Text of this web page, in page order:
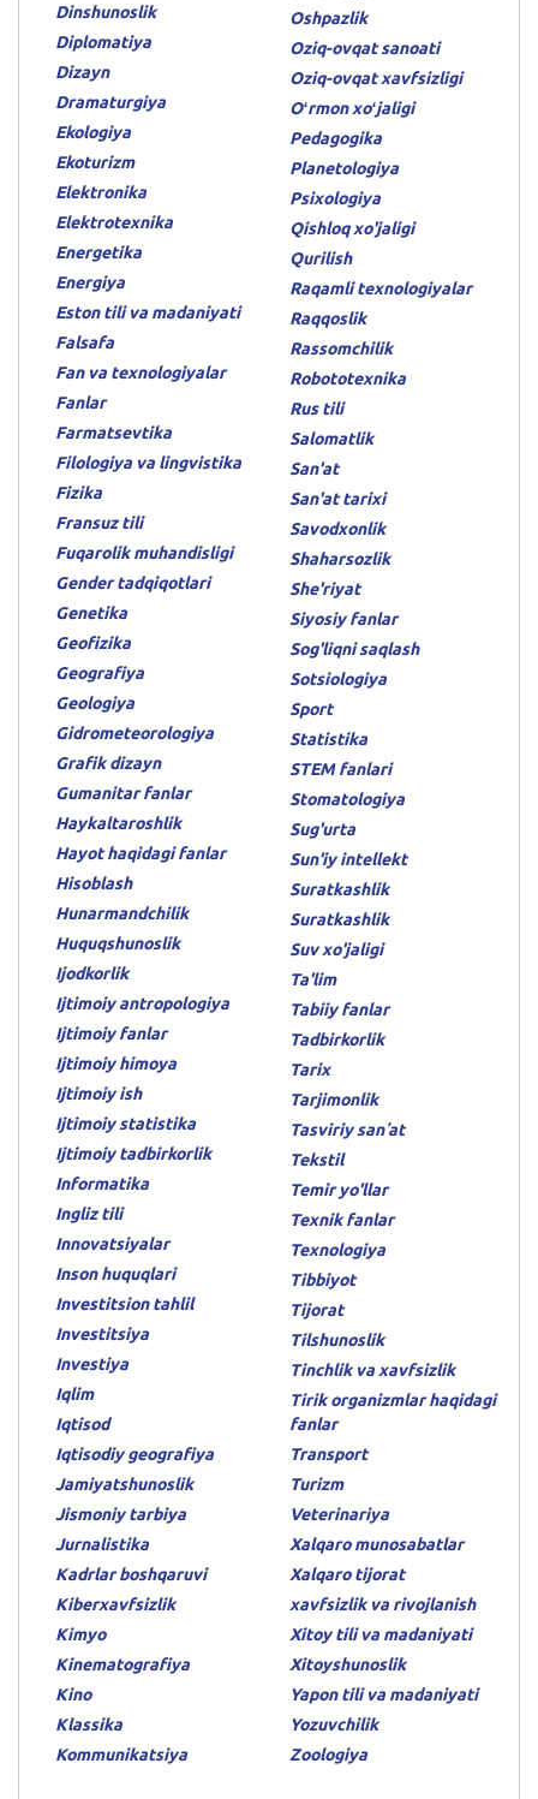
Dinshunoslik
Diplomatiya
Dizayn
Dramaturgiya
Ekologiya
Ekoturizm
Elektronika
Elektrotexnika
Energetika
Energiya
Eston tili va madaniyati
Falsafa
Fan va texnologiyalar
Fanlar
Farmatsevtika
Filologiya va lingvistika
Fizika
Fransuz tili
Fuqarolik muhandisligi
Gender tadqiqotlari
Genetika
Geofizika
Geografiya
Geologiya
Gidrometeorologiya
Grafik dizayn
Gumanitar fanlar
Haykaltaroshlik
Hayot haqidagi fanlar
Hisoblash
Hunarmandchilik
Huquqshunoslik
Ijodkorlik
Ijtimoiy antropologiya
Ijtimoiy fanlar
Ijtimoiy himoya
Ijtimoiy ish
Ijtimoiy statistika
Ijtimoiy tadbirkorlik
Informatika
Ingliz tili
Innovatsiyalar
Inson huquqlari
Investitsion tahlil
Investitsiya
Investiya
Iqlim
Iqtisod
Iqtisodiy geografiya
Jamiyatshunoslik
Jismoniy tarbiya
Jurnalistika
Kadrlar boshqaruvi
Kiberxavfsizlik
Kimyo
Kinematografiya
Kino
Klassika
Kommunikatsiya
Oshpazlik
Oziq-ovqat sanoati
Oziq-ovqat xavfsizligi
Oʻrmon xoʻjaligi
Pedagogika
Planetologiya
Psixologiya
Qishloq xo'jaligi
Qurilish
Raqamli texnologiyalar
Raqqoslik
Rassomchilik
Robototexnika
Rus tili
Salomatlik
San'at
San'at tarixi
Savodxonlik
Shaharsozlik
She'riyat
Siyosiy fanlar
Sog'liqni saqlash
Sotsiologiya
Sport
Statistika
STEM fanlari
Stomatologiya
Sug'urta
Sun'iy intellekt
Suratkashlik
Suratkashlik
Suv xo'jaligi
Ta'lim
Tabiiy fanlar
Tadbirkorlik
Tarix
Tarjimonlik
Tasviriy sanʼat
Tekstil
Temir yo'llar
Texnik fanlar
Texnologiya
Tibbiyot
Tijorat
Tilshunoslik
Tinchlik va xavfsizlik
Tirik organizmlar haqidagi
fanlar
Transport
Turizm
Veterinariya
Xalqaro munosabatlar
Xalqaro tijorat
xavfsizlik va rivojlanish
Xitoy tili va madaniyati
Xitoyshunoslik
Yapon tili va madaniyati
Yozuvchilik
Zoologiya